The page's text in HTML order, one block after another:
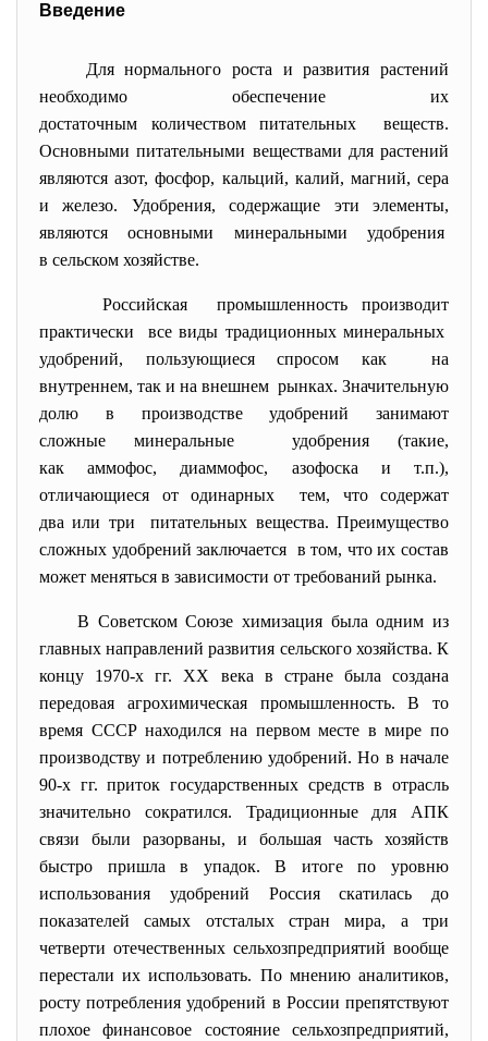
Введение
Для нормального роста и развития растений
необходимо обеспечение их
достаточным количеством питательных веществ.
Основными питательными веществами для растений
являются азот, фосфор, кальций, калий, магний, сера
и железо. Удобрения, содержащие эти элементы,
являются основными минеральными удобрения
в сельском хозяйстве.
Российская промышленность производит
практически все виды традиционных минеральных
удобрений, пользующиеся спросом как на
внутреннем, так и на внешнем рынках. Значительную
долю в производстве удобрений занимают
сложные минеральные удобрения (такие,
как аммофос, диаммофос, азофоска и т.п.),
отличающиеся от одинарных тем, что содержат
два или три питательных вещества. Преимущество
сложных удобрений заключается в том, что их состав
может меняться в зависимости от требований рынка.
В Советском Союзе химизация была одним из
главных направлений развития сельского хозяйства. К
концу 1970-х гг. XX века в стране была создана
передовая агрохимическая промышленность. В то
время СССР находился на первом месте в мире по
производству и потреблению удобрений. Но в начале
90-х гг. приток государственных средств в отрасль
значительно сократился. Традиционные для АПК
связи были разорваны, и большая часть хозяйств
быстро пришла в упадок. В итоге по уровню
использования удобрений Россия скатилась до
показателей самых отсталых стран мира, а три
четверти отечественных сельхозпредприятий вообще
перестали их использовать. По мнению аналитиков,
росту потребления удобрений в России препятствуют
плохое финансовое состояние сельхозпредприятий,